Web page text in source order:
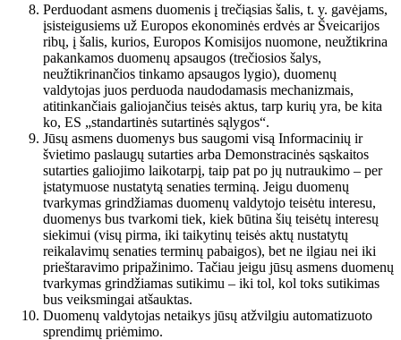
Perduodant asmens duomenis į trečiąsias šalis, t. y. gavėjams,
įsisteigusiems už Europos ekonominės erdvės ar Šveicarijos
ribų, į šalis, kurios, Europos Komisijos nuomone, neužtikrina
pakankamos duomenų apsaugos (trečiosios šalys,
neužtikrinančios tinkamo apsaugos lygio), duomenų
valdytojas juos perduoda naudodamasis mechanizmais,
atitinkančiais galiojančius teisės aktus, tarp kurių yra, be kita
ko, ES „standartinės sutartinės sąlygos“.
Jūsų asmens duomenys bus saugomi visą Informacinių ir
švietimo paslaugų sutarties arba Demonstracinės sąskaitos
sutarties galiojimo laikotarpį, taip pat po jų nutraukimo – per
įstatymuose nustatytą senaties terminą. Jeigu duomenų
tvarkymas grindžiamas duomenų valdytojo teisėtu interesu,
duomenys bus tvarkomi tiek, kiek būtina šių teisėtų interesų
siekimui (visų pirma, iki taikytinų teisės aktų nustatytų
reikalavimų senaties terminų pabaigos), bet ne ilgiau nei iki
prieštaravimo pripažinimo. Tačiau jeigu jūsų asmens duomenų
tvarkymas grindžiamas sutikimu – iki tol, kol toks sutikimas
bus veiksmingai atšauktas.
Duomenų valdytojas netaikys jūsų atžvilgiu automatizuoto
sprendimų priėmimo.